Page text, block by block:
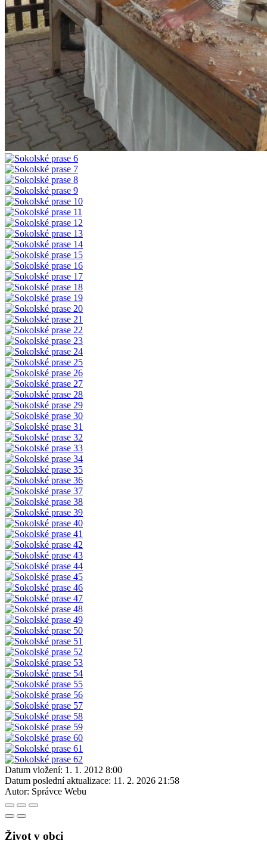
Datum vložení: 1. 1. 2012 8:00
Datum poslední aktualizace: 11. 2. 2026 21:58
Autor: Správce Webu
Život v obci